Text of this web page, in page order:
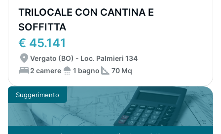
TRILOCALE CON CANTINA E
SOFFITTA
€ 45.141
Vergato (BO) - Loc. Palmieri 134
2 camere
1 bagno 70 Mq
Suggerimento